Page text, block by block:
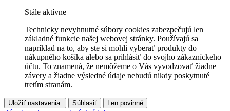
Stále aktívne
Technicky nevyhnutné súbory cookies zabezpečujú len
základné funkcie našej webovej stránky. Používajú sa
napríklad na to, aby ste si mohli vyberať produkty do
nákupného košíka alebo sa prihlásiť do svojho zákazníckeho
účtu. To znamená, že nemôžeme o Vás vyvodzovať žiadne
závery a žiadne výsledné údaje nebudú nikdy poskytnuté
tretím stranám.
Uložiť nastavenia. Súhlasiť Len povinné